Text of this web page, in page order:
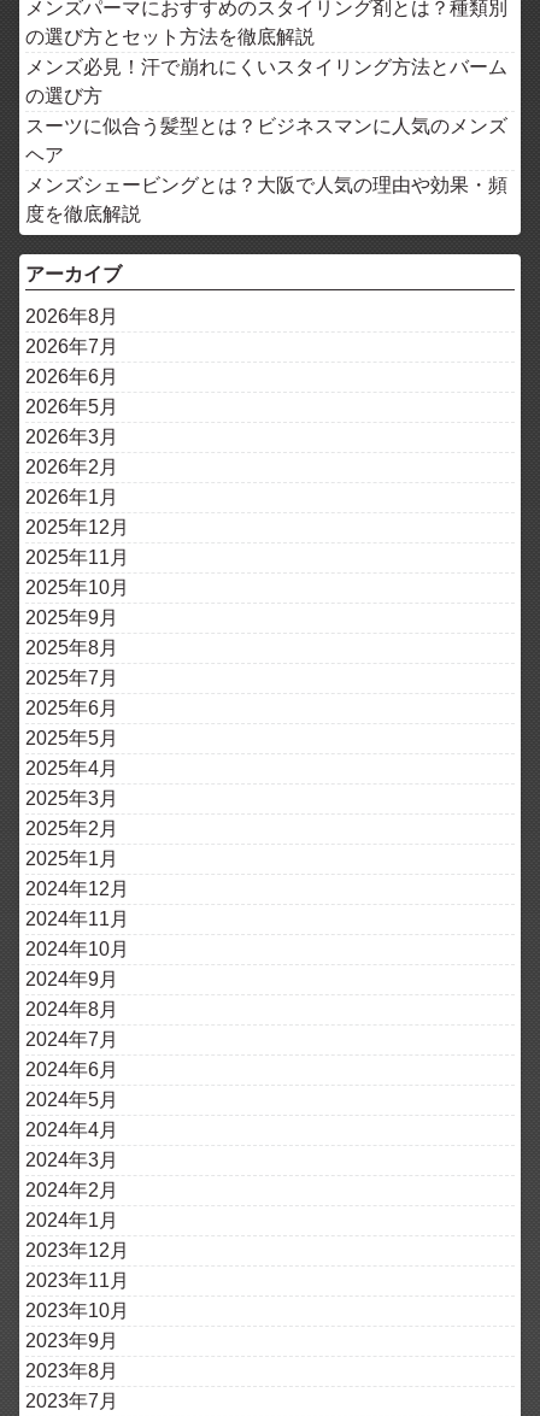
メンズパーマにおすすめのスタイリング剤とは？種類別
の選び方とセット方法を徹底解説
メンズ必見！汗で崩れにくいスタイリング方法とバーム
の選び方
スーツに似合う髪型とは？ビジネスマンに人気のメンズ
ヘア
メンズシェービングとは？大阪で人気の理由や効果・頻
度を徹底解説
アーカイブ
2026年8月
2026年7月
2026年6月
2026年5月
2026年3月
2026年2月
2026年1月
2025年12月
2025年11月
2025年10月
2025年9月
2025年8月
2025年7月
2025年6月
2025年5月
2025年4月
2025年3月
2025年2月
2025年1月
2024年12月
2024年11月
2024年10月
2024年9月
2024年8月
2024年7月
2024年6月
2024年5月
2024年4月
2024年3月
2024年2月
2024年1月
2023年12月
2023年11月
2023年10月
2023年9月
2023年8月
2023年7月